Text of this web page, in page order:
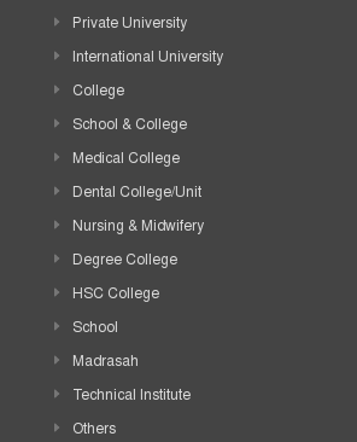
Private University
International University
College
School & College
Medical College
Dental College/Unit
Nursing & Midwifery
Degree College
HSC College
School
Madrasah
Technical Institute
Others